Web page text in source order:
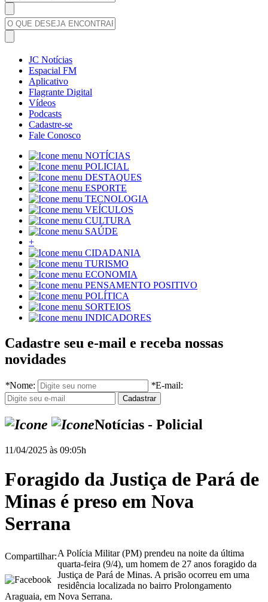
JC Notícias
Espacial FM
Aplicativo
Flagrante Digital
Vídeos
Podcasts
Cadastre-se
Fale Conosco
NOTÍCIAS
POLICIAL
DESTAQUES
ESPORTE
TECNOLOGIA
VEÍCULOS
CULTURA
SAÚDE
+
CIDADANIA
TURISMO
ECONOMIA
PENSAMENTO POSITIVO
POLÍTICA
SORTEIOS
INDICADORES
Cadastre seu e-mail e receba nossas
novidades
*Nome: *E-mail:
Notícias - Policial
11/04/2025 às 09:05h
Foragido da Justiça de Pará de
Minas é preso em Nova
Serrana
Compartilhar:A Polícia Militar (PM) prendeu na noite da última
quarta-feira (9/4), um homem de 27 anos foragido da
Justiça de Pará de Minas. A prisão ocorreu em uma
residência localizada no bairro Prolongamento
Araguaia, em Nova Serrana.